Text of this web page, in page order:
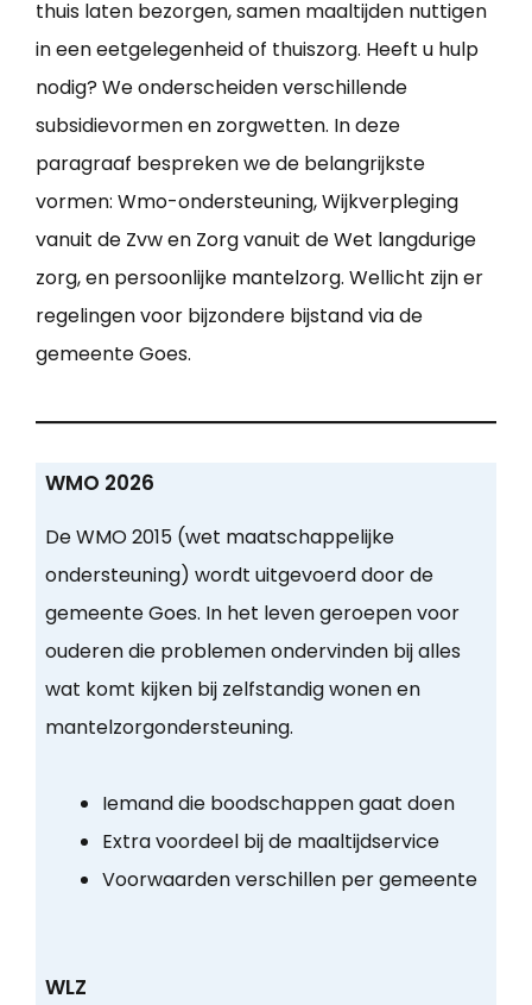
thuis laten bezorgen, samen maaltijden nuttigen
in een eetgelegenheid of thuiszorg. Heeft u hulp
nodig? We onderscheiden verschillende
subsidievormen en zorgwetten. In deze
paragraaf bespreken we de belangrijkste
vormen: Wmo-ondersteuning, Wijkverpleging
vanuit de Zvw en Zorg vanuit de Wet langdurige
zorg, en persoonlijke mantelzorg. Wellicht zijn er
regelingen voor bijzondere bijstand via de
gemeente Goes.
WMO 2026
De WMO 2015 (wet maatschappelijke
ondersteuning) wordt uitgevoerd door de
gemeente Goes. In het leven geroepen voor
ouderen die problemen ondervinden bij alles
wat komt kijken bij zelfstandig wonen en
mantelzorgondersteuning.
Iemand die boodschappen gaat doen
Extra voordeel bij de maaltijdservice
Voorwaarden verschillen per gemeente
WLZ